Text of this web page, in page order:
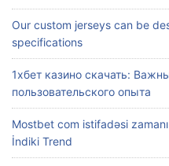
Our custom jerseys can be
specifications
1хбет казино скачать:
пользовательского опыта
Mostbet com istifadəsi
İndiki Trend